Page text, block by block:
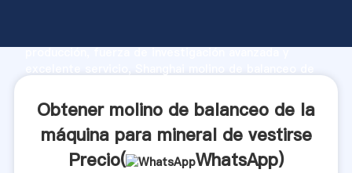
producción, fuerza de investigación avanzada y
el valor y aporta valores a todos los clientes.
Obtener molino de balanceo de la
máquina para mineral de vestirse
Precio(
WhatsApp)